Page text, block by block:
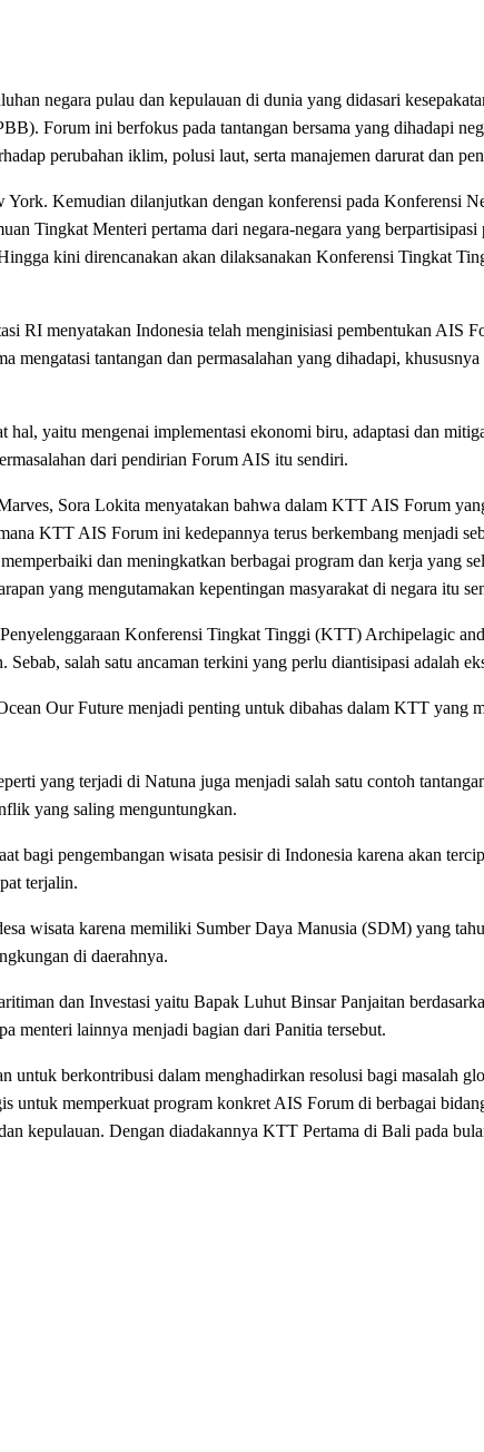
negara pulau dan kepulauan di dunia yang didasari
Forum ini berfokus pada tantangan bersama yang dihadapi
perubahan iklim, polusi laut, serta manajemen darurat dan
Kemudian dilanjutkan dengan konferensi pada Konferensi
Tingkat Menteri pertama dari negara-negara yang
kini direncanakan akan dilaksanakan Konferensi Tingkat
RI menyatakan Indonesia telah menginisiasi pembentukan AIS
tantangan dan permasalahan yang dihadapi,
yaitu mengenai implementasi ekonomi biru, adaptasi dan
dari pendirian Forum AIS itu sendiri.
Sora Lokita menyatakan bahwa dalam KTT AIS Forum
KTT AIS Forum ini kedepannya terus berkembang menjadi
dan meningkatkan berbagai program dan kerja yang
yang mengutamakan kepentingan masyarakat di negara itu
Konferensi Tingkat Tinggi (KTT) Archipelagic
salah satu ancaman terkini yang perlu diantisipasi adalah
Our Future menjadi penting untuk dibahas dalam KTT yang
yang terjadi di Natuna juga menjadi salah satu contoh
yang saling menguntungkan.
pengembangan wisata pesisir di Indonesia karena akan
terjalin.
wisata karena memiliki Sumber Daya Manusia (SDM) yang
di daerahnya.
dan Investasi yaitu Bapak Luhut Binsar Panjaitan
menteri lainnya menjadi bagian dari Panitia tersebut.
berkontribusi dalam menghadirkan resolusi bagi masalah
memperkuat program konkret AIS Forum di berbagai
kepulauan. Dengan diadakannya KTT Pertama di Bali pada